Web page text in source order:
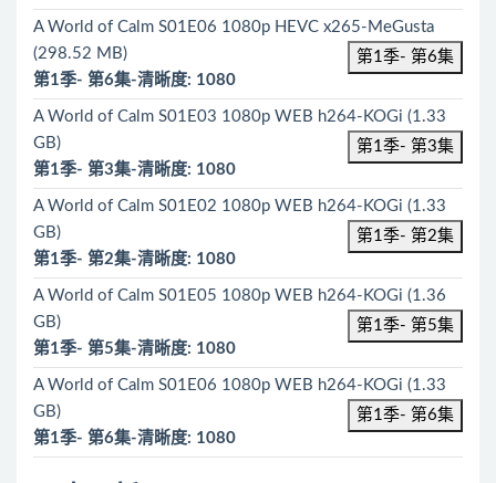
A World of Calm S01E06 1080p HEVC x265-MeGusta
(298.52 MB)
第1季- 第6集
第1季- 第6集-清晰度: 1080
A World of Calm S01E03 1080p WEB h264-KOGi (1.33
GB)
第1季- 第3集
第1季- 第3集-清晰度: 1080
A World of Calm S01E02 1080p WEB h264-KOGi (1.33
GB)
第1季- 第2集
第1季- 第2集-清晰度: 1080
A World of Calm S01E05 1080p WEB h264-KOGi (1.36
GB)
第1季- 第5集
第1季- 第5集-清晰度: 1080
A World of Calm S01E06 1080p WEB h264-KOGi (1.33
GB)
第1季- 第6集
第1季- 第6集-清晰度: 1080